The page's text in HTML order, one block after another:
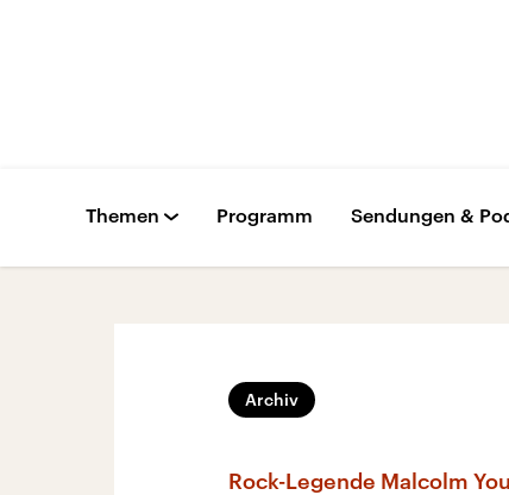
Themen Programm Sendungen &
Archiv
Rock-Legende Malcolm